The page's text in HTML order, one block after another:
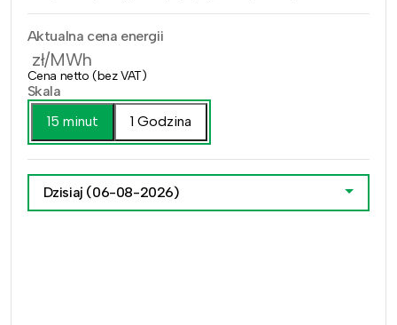
Aktualna cena energii
zł/MWh
Cena netto (bez VAT)
Skala
15 minut
1 Godzina
Dzisiaj (06-08-2026)